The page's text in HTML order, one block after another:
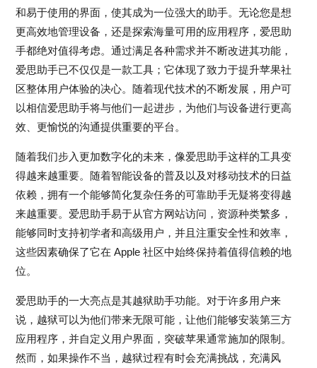
和易于使用的界面，使其成为一位强大的助手。无论您是想
更高效地管理设备，还是探索海量可用的应用程序，爱思助
手都绝对值得考虑。通过满足各种需求并不断改进其功能，
爱思助手已不仅仅是一款工具；它体现了致力于提升苹果社
区整体用户体验的决心。随着现代技术的不断发展，用户可
以相信爱思助手将与他们一起进步，为他们与设备进行更高
效、更愉悦的沟通提供重要的平台。
随着我们步入更加数字化的未来，像爱思助手这样的工具变
得越来越重要。随着智能设备的普及以及对移动技术的日益
依赖，拥有一个能够简化复杂任务的可靠助手无疑将变得越
来越重要。爱思助手易于从官方网站访问，资源种类繁多，
能够同时支持初学者和高级用户，并且注重安全性和效率，
这些因素确保了它在 Apple 社区中始终保持着值得信赖的地
位。
爱思助手的一大亮点是其越狱助手功能。对于许多用户来
说，越狱可以为他们带来无限可能，让他们能够安装第三方
应用程序，并自定义用户界面，突破苹果通常施加的限制。
然而，如果操作不当，越狱过程有时会充满挑战，充满风